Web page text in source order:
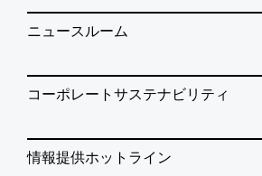
ニュースルーム
コーポレートサステナビリティ
情報提供ホットライン